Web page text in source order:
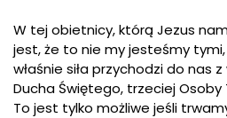
W tej obietnicy, którą Jezus
jest, że to nie my jesteśmy
właśnie siła przychodzi do nas
Ducha Świętego, trzeciej Osoby
To jest tylko możliwe jeśli